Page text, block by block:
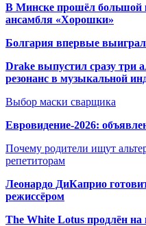
В Минске прошёл большой
ансамбля «Хорошки»
Болгария впервые
Drake выпустил сразу три
резонанс в музыкальной
Выбор маски сварщика
Евровидение-2026:
Почему родители ищут
репетиторам
Леонардо ДиКаприо
режиссёром
The White Lotus продлён на